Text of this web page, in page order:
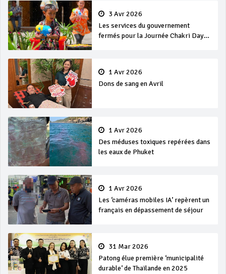
3 Avr 2026
Les services du gouvernement
fermés pour la Journée Chakri Day
1 Avr 2026
Dons de sang en Avril
1 Avr 2026
Des méduses toxiques repérées dans
les eaux de Phuket
1 Avr 2026
Les ‘caméras mobiles IA’ repèrent un
français en dépassement de séjour
31 Mar 2026
Patong élue première ‘municipalité
durable’ de Thaïlande en 2025